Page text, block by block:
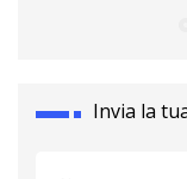
Invia la